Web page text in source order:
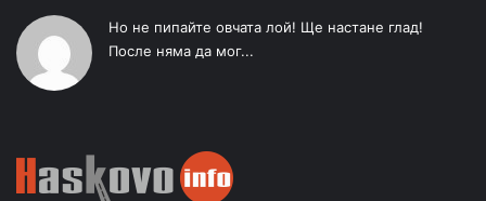
Но не пипайте овчата лой! Ще настане глад!
После няма да мог...